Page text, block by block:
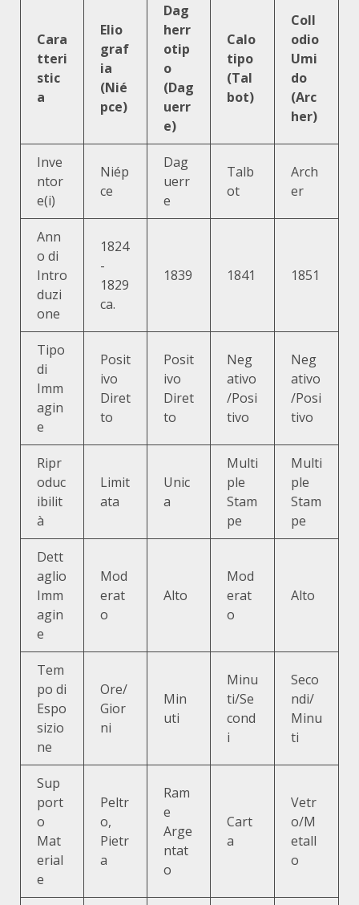
Cara
tteri
stic
a
Elio
graf
ia
(Nié
pce)
Dag
herr
otip
o
(Dag
uerr
e)
Calo
tipo
(Tal
bot)
Coll
odio
Umi
do
(Arc
her)
Inve
ntor
e(i)
Niép
ce
Dag
uerr
e
Talb
ot
Arch
er
Ann
o di
Intro
duzi
one
1824
-
1829
ca.
1839 1841 1851
Tipo
di
Imm
agin
e
Posit
ivo
Diret
to
Posit
ivo
Diret
to
Neg
ativo
/Posi
tivo
Neg
ativo
/Posi
tivo
Ripr
oduc
ibilit
à
Limit
ata
Unic
a
Multi
ple
Stam
pe
Multi
ple
Stam
pe
Dett
aglio
Imm
agin
e
Mod
erat
o
Alto
Mod
erat
o
Alto
Tem
po di
Espo
sizio
ne
Ore/
Gior
ni
Min
uti
Minu
ti/Se
cond
i
Seco
ndi/
Minu
ti
Sup
port
o
Mat
erial
e
Peltr
o,
Pietr
a
Ram
e
Arge
ntat
o
Cart
a
Vetr
o/M
etall
o